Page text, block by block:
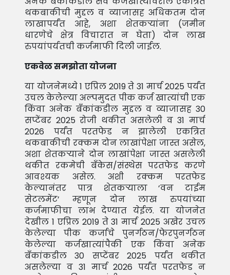
थकबाकीची मुद्दल व व्याजासह अधिकतम दोन
लाखापर्यंत आहे, अशा शेतकर्‍यांना (जमीन
धारणेचे क्षेत्र विचारात न घेता) दोन लाख
रुपयांपर्यतची कर्जमाफी दिली जाईल.
एकवेळ समझोता योजना
या योजनेमध्ये 1 एप्रिल 2019 ते 31 मार्च 2025 पर्यंत
उचल केलेल्या अल्पमुदत पीक कर्ज खात्यांची एक
किंवा अनेक बँकांकडील मुद्दल व व्याजासह 30
सप्टेंबर 2025 रोजी थकीत असलेली व 31 मार्च
2026 पर्यंत परतफेड न झालेली एकत्रित
थकबाकीची रक्कम दोन लाखांपेक्षा जास्त असेल,
अशा शेतकर्‍याने दोन लाखांपेक्षा जास्त असलेली
थकीत रकमेची बँकेस/संस्थेस परतफेड करणे
आवश्यक असेल. अशी रक्कम परतफेड
केल्यानंतर पात्र शेतकर्‍याला ‘वन टाईम
सेटलमेंट’ म्हणून दोन लाख रुपयांच्या
कर्जमाफीचा लाभ देण्यात येईल. या योजनेत
देखील 1 एप्रिल 2019 ते 31 मार्च 2025 अखेर उचल
केलेल्या पीक कर्जाचे पुनर्गठन/फेरपुनर्गठन
केलेल्या कर्जखात्यांपैकी एक किंवा अनेक
बँकांकडील 30 सप्टेंबर 2025 पर्यंत थकीत
असलेल्या व 31 मार्च 2026 पर्यंत परतफेड न